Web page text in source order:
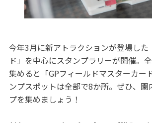
今年3月に新アトラクションが登場した
ド」を中心にスタンプラリーが開催。
集めると「GPフィールドマスターカー
ンプスポットは全部で8か所。ぜひ、園
プを集めましょう！